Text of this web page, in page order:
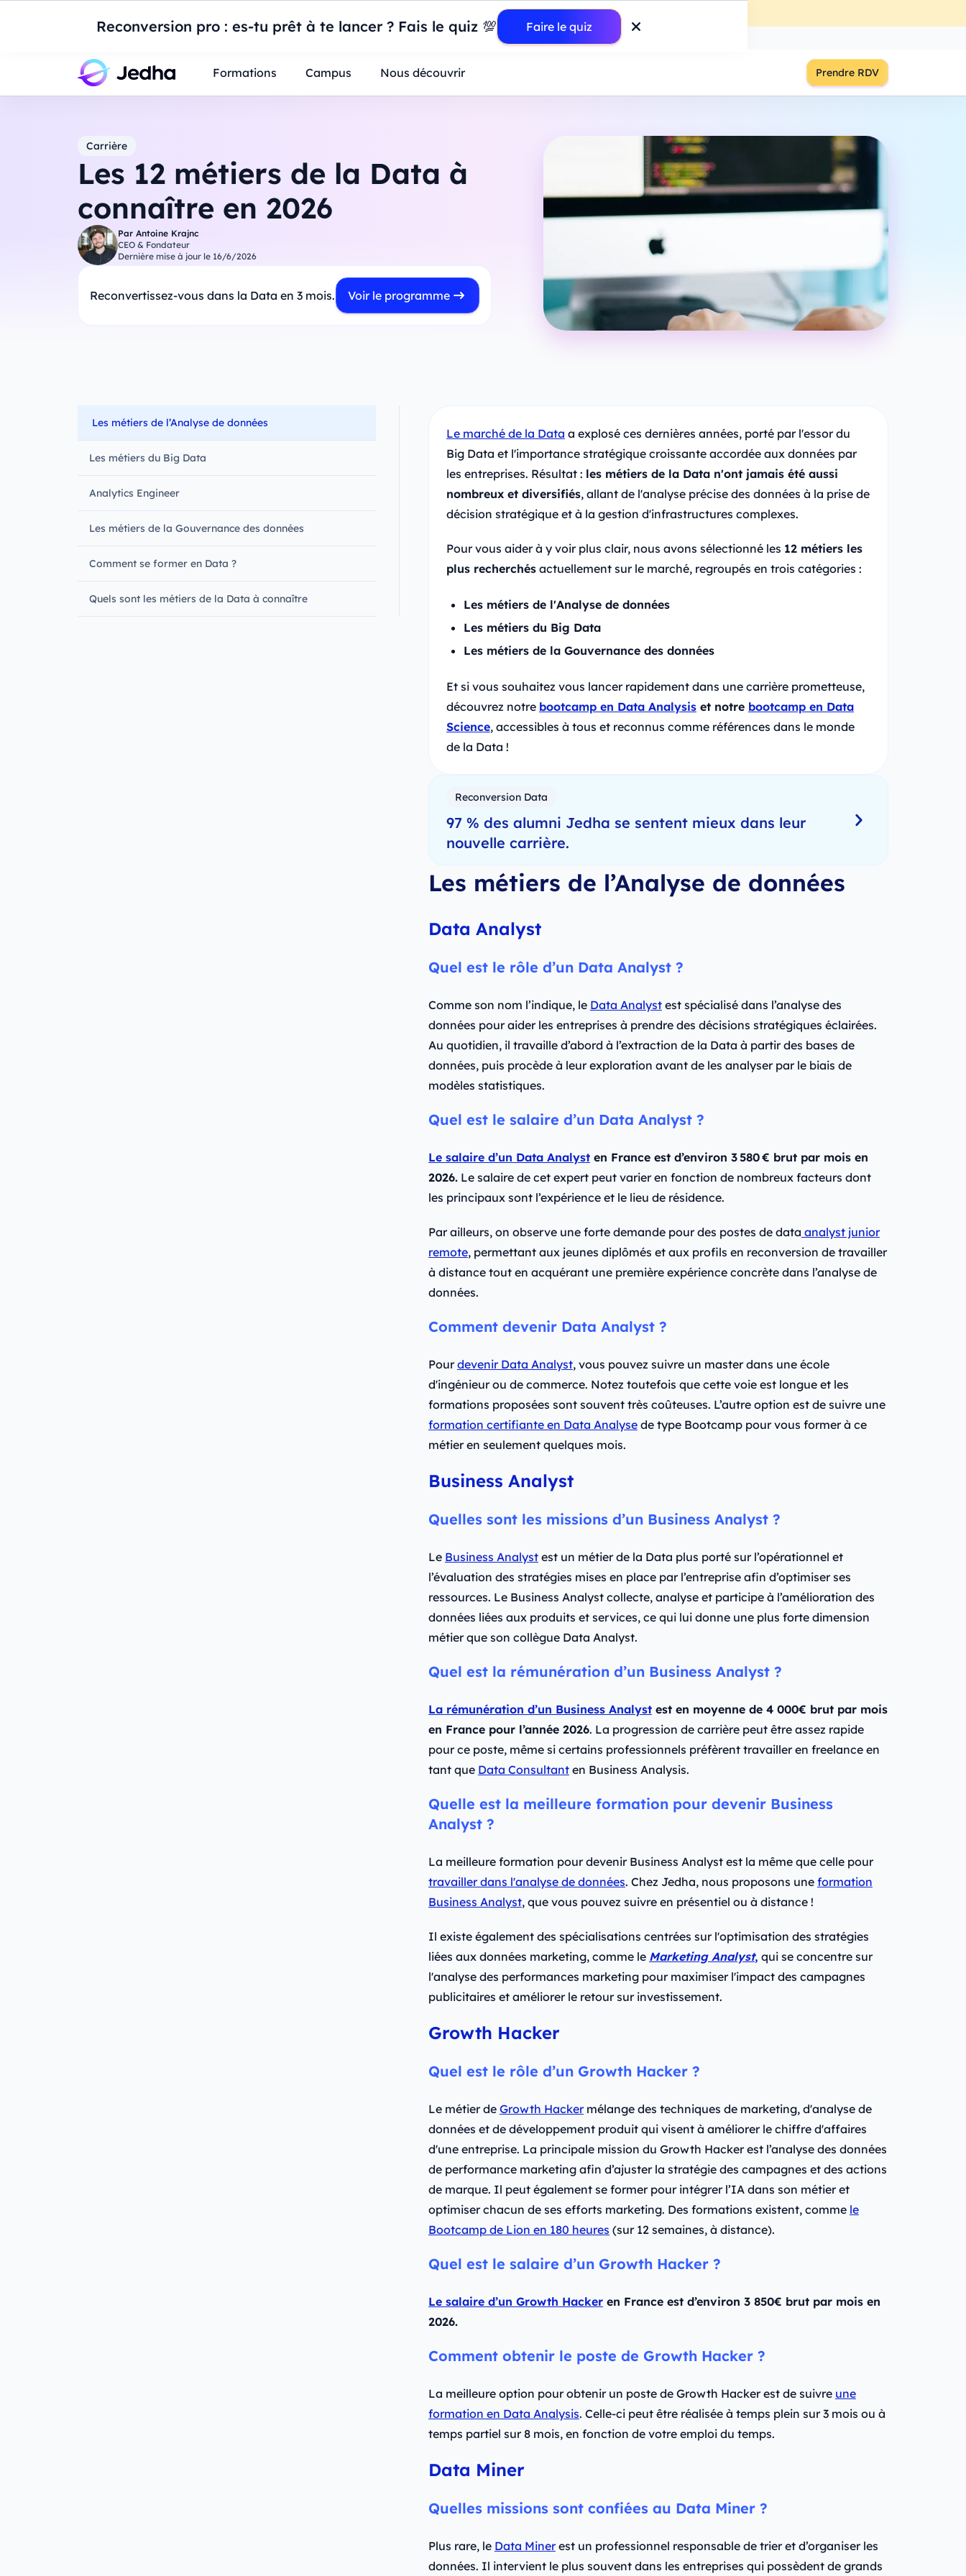
Introduction à Power BI : construisez votre premier dashboard de A à Z-Mardi
Étudiants Parents
Formations Campus Nous découvrir Prendre RDV
Reconversion pro : es-tu prêt à te lancer ? Fais le quiz 💯 Faire le quiz
Carrière
Les 12 métiers de la Data à
connaître en 2026
Par Antoine Krajnc
CEO & Fondateur
Dernière mise à jour le 16/6/2026
Reconvertissez-vous dans la Data en 3 mois. Voir le programme
‍Les métiers de l’Analyse de données
Les métiers du Big Data
Analytics Engineer
Les métiers de la Gouvernance des données
Comment se former en Data ?
Quels sont les métiers de la Data à connaître
Le marché de la Data a explosé ces dernières années, porté par l'essor du
Big Data et l'importance stratégique croissante accordée aux données par
les entreprises. Résultat : les métiers de la Data n'ont jamais été aussi
nombreux et diversifiés, allant de l'analyse précise des données à la prise de
décision stratégique et à la gestion d'infrastructures complexes.
Pour vous aider à y voir plus clair, nous avons sélectionné les 12 métiers les
plus recherchésactuellement sur le marché, regroupés en trois catégories :
Les métiers de l'Analyse de données
Les métiers du Big Data
Les métiers de la Gouvernance des données
Et si vous souhaitez vous lancer rapidement dans une carrière prometteuse,
découvrez notre bootcamp en Data Analysiset notre bootcamp en Data
Science, accessibles à tous et reconnus comme références dans le monde
de la Data !
Reconversion Data
97 % des alumni Jedha se sentent mieux dans leur
nouvelle carrière.
Les métiers de l’Analyse de données
Data Analyst
Quel est le rôle d’un Data Analyst ?
Comme son nom l’indique, le Data Analystest spécialisé dans l’analyse des
données pour aider les entreprises à prendre des décisions stratégiques éclairées.
Au quotidien, il travaille d’abord à l’extraction de la Data à partir des bases de
données, puis procède à leur exploration avant de les analyser par le biais de
modèles statistiques.
Quel est le salaire d’un Data Analyst ?
Le salaire d’un Data Analysten France est d’environ 3 580 € brut par mois en
2026.Le salaire de cet expert peut varier en fonction de nombreux facteurs dont
les principaux sont l’expérience et le lieu de résidence.
Par ailleurs, on observe une forte demande pour des postes de data analyst junior
remote, permettant aux jeunes diplômés et aux profils en reconversion de travailler
à distance tout en acquérant une première expérience concrète dans l’analyse de
données.
Comment devenir Data Analyst ?
Pourdevenir Data Analyst, vous pouvez suivre un master dans une école
d'ingénieur ou de commerce. Notez toutefois que cette voie est longue et les
formations proposées sont souvent très coûteuses. L’autre option est de suivre une
formation certifiante en Data Analysede type Bootcamp pour vous former à ce
métier en seulement quelques mois.
Business Analyst
Quelles sont les missions d’un Business Analyst ?
Le Business Analystest un métier de la Data plus porté sur l’opérationnel et
l’évaluation des stratégies mises en place par l’entreprise afin d’optimiser ses
ressources. Le Business Analyst collecte, analyse et participe à l’amélioration des
données liées aux produits et services, ce qui lui donne une plus forte dimension
métier que son collègue Data Analyst.
Quel est la rémunération d’un Business Analyst ?
La rémunération d’un Business Analystest en moyenne de 4 000€ brut par mois
en France pour l’année 2026. La progression de carrière peut être assez rapide
pour ce poste, même si certains professionnels préfèrent travailler en freelance en
tant que Data Consultanten Business Analysis.
Quelle est la meilleure formation pour devenir Business
Analyst ?
La meilleure formation pour devenir Business Analyst est la même que celle pour
travailler dans l'analyse de données. Chez Jedha, nous proposons une formation
Business Analyst, que vous pouvez suivre en présentiel ou à distance !
Il existe également des spécialisations centrées sur l'optimisation des stratégies
liées aux données marketing, comme le Marketing Analyst, qui se concentre sur
l'analyse des performances marketing pour maximiser l'impact des campagnes
publicitaires et améliorer le retour sur investissement.
Growth Hacker
Quel est le rôle d’un Growth Hacker ?
Le métier de Growth Hackermélange des techniques de marketing, d'analyse de
données et de développement produit qui visent à améliorer le chiffre d'affaires
d'une entreprise. La principale mission du Growth Hacker est l’analyse des données
de performance marketing afin d’ajuster la stratégie des campagnes et des actions
de marque. Il peut également se former pour intégrer l’IA dans son métier et
optimiser chacun de ses efforts marketing. Des formations existent, comme le
Bootcamp de Lion en 180 heures (sur 12 semaines, à distance).
Quel est le salaire d’un Growth Hacker ?
Le salaire d’un Growth Hackeren France est d’environ 3 850€ brut par mois en
2026.
Comment obtenir le poste de Growth Hacker ?
La meilleure option pour obtenir un poste de Growth Hacker est de suivre une
formation en Data Analysis. Celle-ci peut être réalisée à temps plein sur 3 mois ou à
temps partiel sur 8 mois, en fonction de votre emploi du temps.
Data Miner
Quelles missions sont confiées au Data Miner ?
Plus rare, le Data Minerest un professionnel responsable de trier et d’organiser les
données. Il intervient le plus souvent dans les entreprises qui possèdent de grands